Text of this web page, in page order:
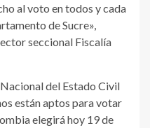
al voto en todos y cada
de Sucre»,
seccional Fiscalía
del Estado Civil
están aptos para votar
elegirá hoy 19 de